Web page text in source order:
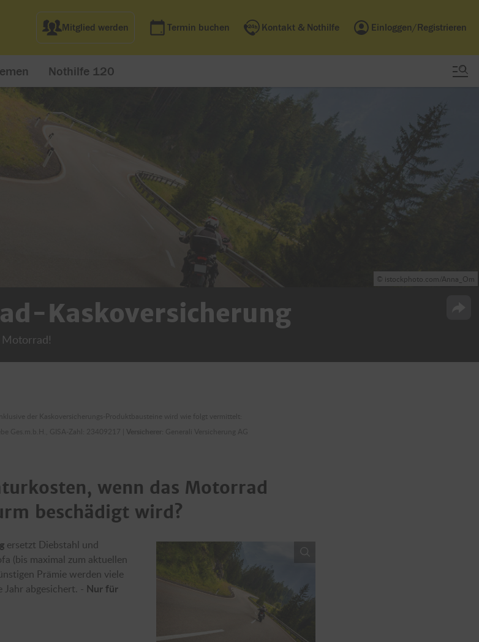
Mitglied werden Termin buchen Kontakt & Nothilfe Einloggen/Registrieren
Nothilfe 120
© istockphoto.com/Anna_Om
Kaskoversicherung
wenn das Motorrad
beschädigt wird?
ersetzt Diebstahl und
(bis maximal zum aktuellen
Prämie werden viele
Jahr abgesichert. - Nur für